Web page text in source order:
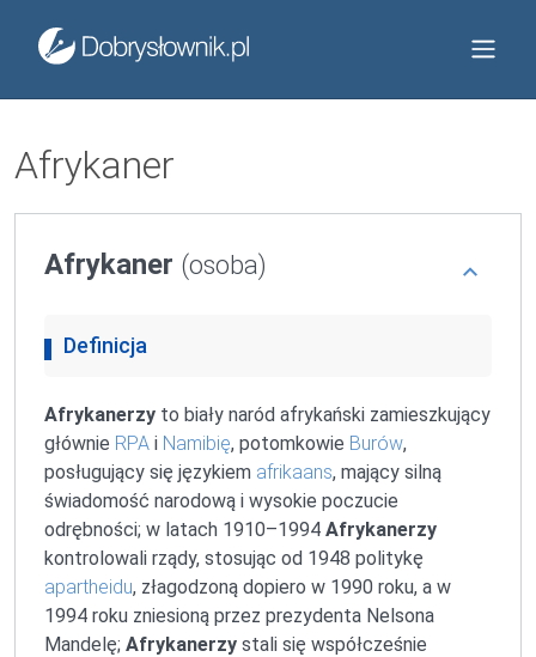
Afrykaner
Afrykaner (osoba)
Definicja
Afrykanerzy to biały naród afrykański zamieszkujący
głównie RPA i Namibię, potomkowie Burów,
posługujący się językiem afrikaans, mający silną
świadomość narodową i wysokie poczucie
odrębności; w latach 1910–1994 Afrykanerzy
kontrolowali rządy, stosując od 1948 politykę
apartheidu, złagodzoną dopiero w 1990 roku, a w
1994 roku zniesioną przez prezydenta Nelsona
Mandelę; Afrykanerzy stali się współcześnie